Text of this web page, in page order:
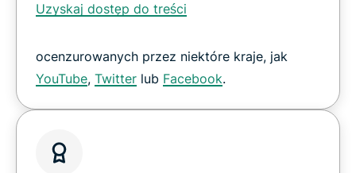
Uzyskaj dostęp do treści
ocenzurowanych przez niektóre kraje, jak
YouTube, Twitter lub Facebook.